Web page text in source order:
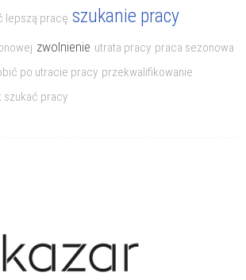
lepszą pracę szukanie pracy
zwolnienie utrata pracy praca sezonowa
po utracie pracy przekwalifikowanie
szukać pracy